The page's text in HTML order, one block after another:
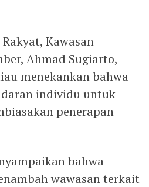
Kawasan
Ahmad Sugiarto,
menekankan bahwa
individu untuk
penerapan
bahwa
wawasan terkait